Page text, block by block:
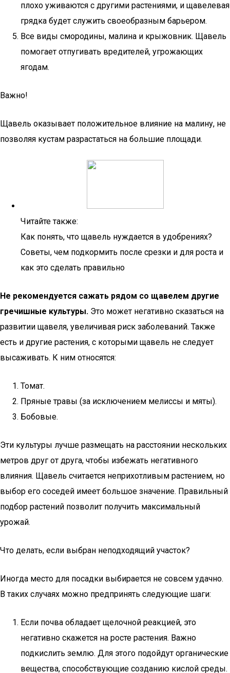
плохо уживаются с другими растениями, и щавелевая
грядка будет служить своеобразным барьером.
Все виды смородины, малина и крыжовник. Щавель
помогает отпугивать вредителей, угрожающих
ягодам.
Важно!
Щавель оказывает положительное влияние на малину, не
позволяя кустам разрастаться на большие площади.
Читайте также:
Как понять, что щавель нуждается в удобрениях?
Советы, чем подкормить после срезки и для роста и
как это сделать правильно
Не рекомендуется сажать рядом со щавелем другие
гречишные культуры. Это может негативно сказаться на
развитии щавеля, увеличивая риск заболеваний. Также
есть и другие растения, с которыми щавель не следует
высаживать. К ним относятся:
Томат.
Пряные травы (за исключением мелиссы и мяты).
Бобовые.
Эти культуры лучше размещать на расстоянии нескольких
метров друг от друга, чтобы избежать негативного
влияния. Щавель считается неприхотливым растением, но
выбор его соседей имеет большое значение. Правильный
подбор растений позволит получить максимальный
урожай.
Что делать, если выбран неподходящий участок?
Иногда место для посадки выбирается не совсем удачно.
В таких случаях можно предпринять следующие шаги:
Если почва обладает щелочной реакцией, это
негативно скажется на росте растения. Важно
подкислить землю. Для этого подойдут органические
вещества, способствующие созданию кислой среды.